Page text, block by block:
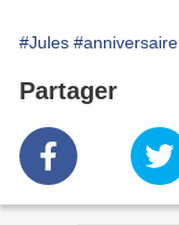
#Jules #anniversaire
Partager